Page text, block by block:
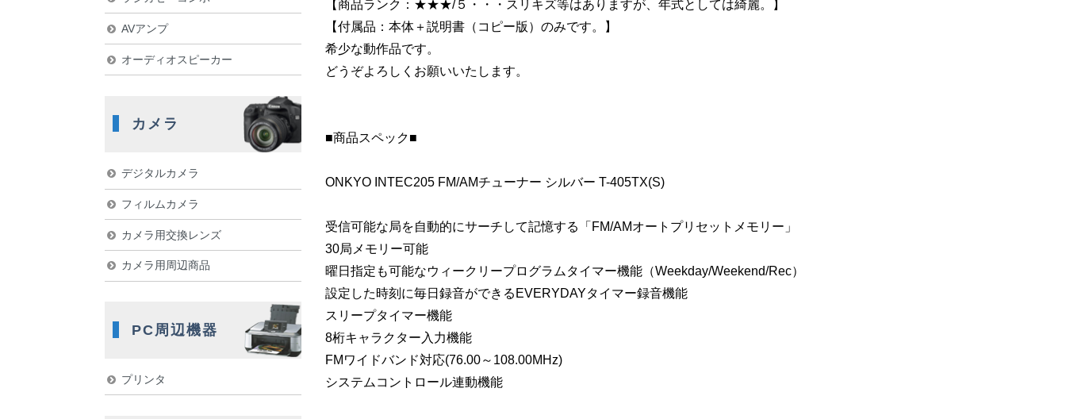
【商品ランク：★★★/５・・・スリキズ等はありますが、年式としては綺麗。】
【付属品：本体＋説明書（コピー版）のみです。】
希少な動作品です。
どうぞよろしくお願いいたします。
■商品スペック■
ONKYO INTEC205 FM/AMチューナー シルバー T-405TX(S)
受信可能な局を自動的にサーチして記憶する「FM/AMオートプリセットメモリー」
30局メモリー可能
曜日指定も可能なウィークリープログラムタイマー機能（Weekday/Weekend/Rec）
設定した時刻に毎日録音ができるEVERYDAYタイマー録音機能
スリープタイマー機能
8桁キャラクター入力機能
FMワイドバンド対応(76.00～108.00MHz)
システムコントロール連動機能
AVアンプ
オーディオスピーカー
カメラ
デジタルカメラ
フィルムカメラ
カメラ用交換レンズ
カメラ用周辺商品
PC周辺機器
プリンタ